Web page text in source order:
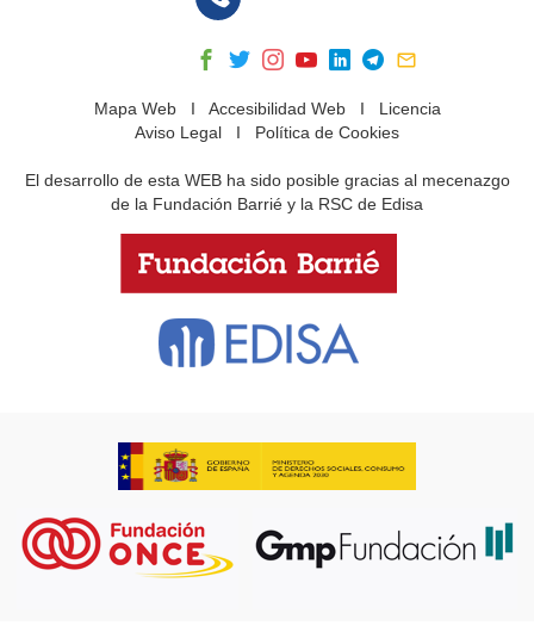
Mapa WebI Accesibilidad WebI Licencia
Aviso Legal I Política de Cookies
El desarrollo de esta WEB ha sido posible gracias al mecenazgo
de la Fundación Barrié y la RSC de Edisa